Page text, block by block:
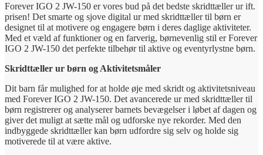
Forever IGO 2 JW-150 er vores bud på det bedste skridttæller ur ift.
prisen! Det smarte og sjove digital ur med skridttæller til børn er
designet til at motivere og engagere børn i deres daglige aktiviteter.
Med et væld af funktioner og en farverig, børnevenlig stil er Forever
IGO 2 JW-150 det perfekte tilbehør til aktive og eventyrlystne børn.
Skridttæller ur børn og Aktivitetsmåler
Dit barn får mulighed for at holde øje med skridt og aktivitetsniveau
med Forever IGO 2 JW-150. Det avancerede ur med skridttæller til
børn registrerer og analyserer barnets bevægelser i løbet af dagen og
giver det muligt at sætte mål og udforske nye rekorder. Med den
indbyggede skridttæller kan børn udfordre sig selv og holde sig
motiverede til at være aktive.